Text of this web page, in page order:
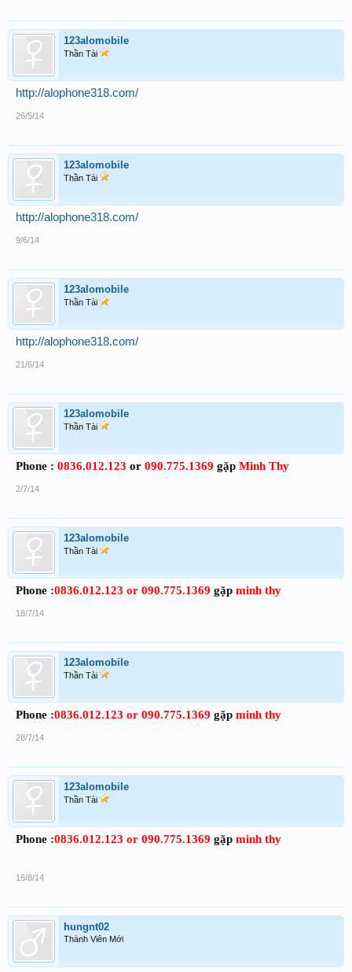
123alomobile
Thần Tài
http://alophone318.com/
26/5/14
123alomobile
Thần Tài
http://alophone318.com/
9/6/14
123alomobile
Thần Tài
http://alophone318.com/
21/6/14
123alomobile
Thần Tài
Phone : 0836.012.123 or 090.775.1369 gặp Minh Thy
2/7/14
123alomobile
Thần Tài
Phone :0836.012.123 or 090.775.1369 gặp minh thy
18/7/14
123alomobile
Thần Tài
Phone :0836.012.123 or 090.775.1369 gặp minh thy
28/7/14
123alomobile
Thần Tài
Phone :0836.012.123 or 090.775.1369 gặp minh thy
16/8/14
hungnt02
Thành Viên Mới